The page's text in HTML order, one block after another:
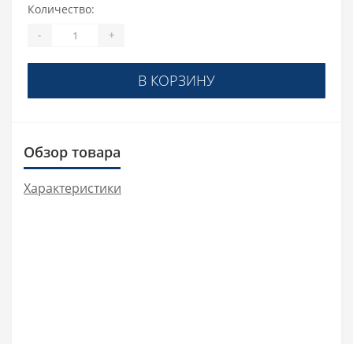
Количество:
- +
В КОРЗИНУ
Обзор товара
Характеристики